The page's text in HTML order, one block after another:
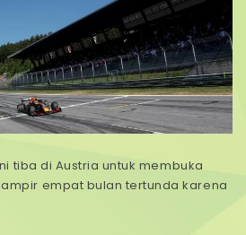
tiba di Austria untuk membuka
empat bulan tertunda karena